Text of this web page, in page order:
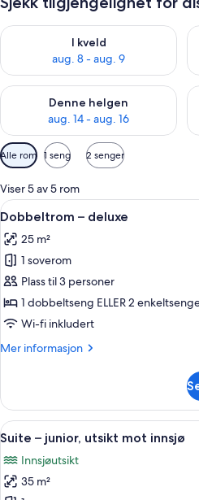
I kveld
aug. 8 - aug. 9
Sjekk tilgjengelighet for i kveld,
Denne helgen
aug. 14 - aug. 16
Sjekk tilgjengelighet for denne
Tilgjengelige
filtre
for
rom
Alle rom 1 seng 2 senger
Viser 5 av 5 rom
Åpne
alle
bildene
av
Dobbeltrom
–
deluxe
7
Dobbeltrom – deluxe
25 m²
1 soverom
Plass til 3 personer
1 dobbeltseng ELLER 2
Wi-fi inkludert
Mer informasjon
Mer
–
deluxe
Åpne
alle
bildene
av
6
Suite – junior, utsikt mot innsjø
Innsjøutsikt
35 m²